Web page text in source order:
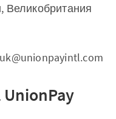
Великобритания